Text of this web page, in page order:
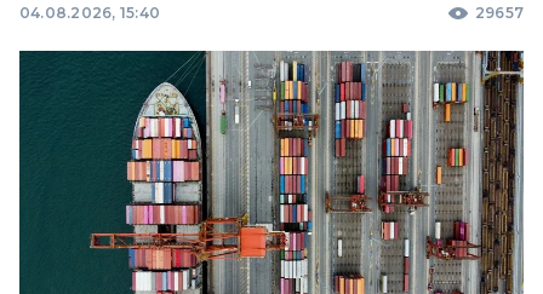
04.08.2026, 15:40 29657